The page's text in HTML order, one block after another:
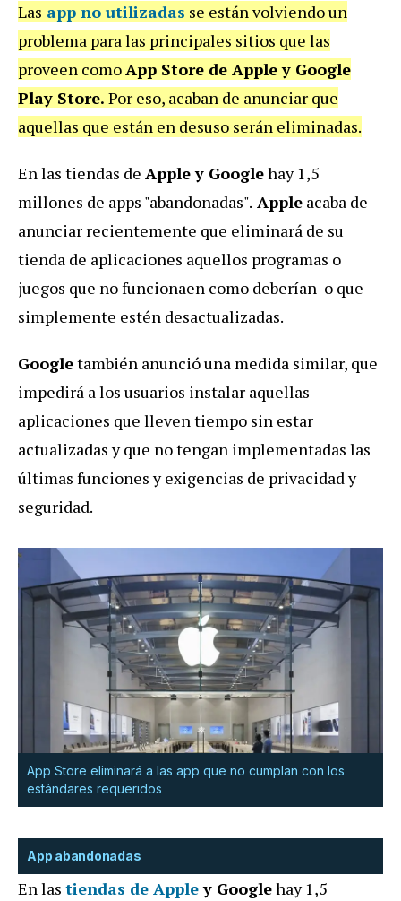
Las app no utilizadas se están volviendo un
problema para las principales sitios que las
proveen comoApp Store de Apple y Google
Play Store. Por eso, acaban de anunciar que
aquellas que están en desuso serán eliminadas.
En las tiendas de Apple y Googlehay 1,5
millones de apps "abandonadas". Apple acaba de
anunciar recientemente que eliminará de su
tienda de aplicaciones aquellos programas o
juegos que no funcionaen como deberían o que
simplemente estén desactualizadas.
Googletambién anunció una medida similar, que
impedirá a los usuarios instalar aquellas
aplicaciones que lleven tiempo sin estar
actualizadas y que no tengan implementadas las
últimas funciones y exigencias de privacidad y
seguridad.
App Store eliminará a las app que no cumplan con los
estándares requeridos
App abandonadas
En las tiendas de Appley Googlehay 1,5